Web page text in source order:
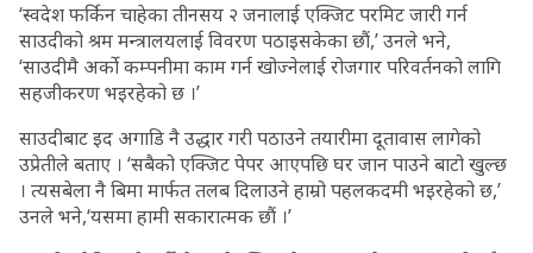
‘स्वदेश फर्किन चाहेका तीनसय २ जनालाई एक्जिट परमिट जारी गर्न
साउदीको श्रम मन्त्रालयलाई विवरण पठाइसकेका छौं,’ उनले भने,
‘साउदीमै अर्को कम्पनीमा काम गर्न खोज्नेलाई रोजगार परिवर्तनको लागि
सहजीकरण भइरहेको छ ।’
साउदीबाट इद अगाडि नै उद्धार गरी पठाउने तयारीमा दूतावास लागेको
उप्रेतीले बताए । ‘सबैको एक्जिट पेपर आएपछि घर जान पाउने बाटो खुल्छ
। त्यसबेला नै बिमा मार्फत तलब दिलाउने हाम्रो पहलकदमी भइरहेको छ,’
उनले भने,‘यसमा हामी सकारात्मक छौं ।’